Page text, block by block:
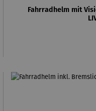
Fahrradhelm mit